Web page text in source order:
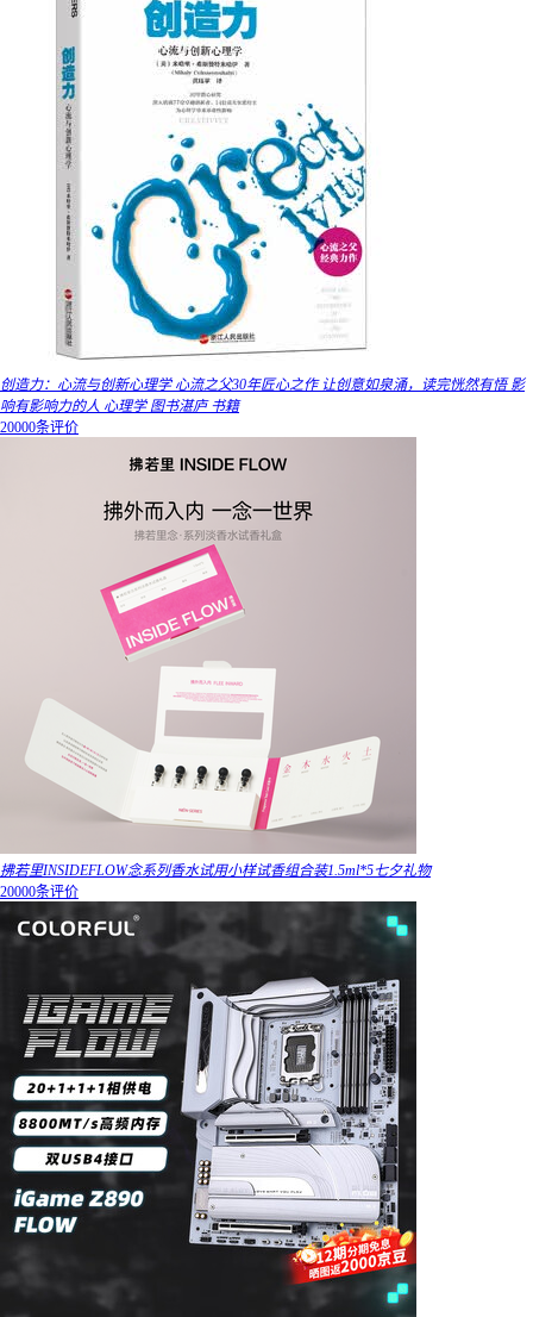
创造力：心流与创新心理学 心流之父30年匠心之作 让创意如泉涌，读完恍然有悟 影
响有影响力的人 心理学 图书湛庐 书籍
20000条评价
拂若里INSIDEFLOW念系列香水试用小样试香组合装1.5ml*5七夕礼物
20000条评价